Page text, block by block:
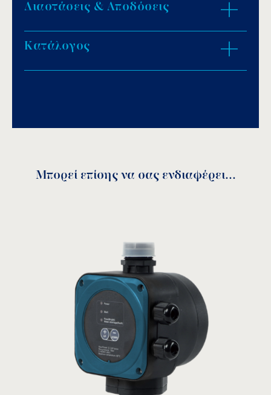
Αντικαθιστά το πιεστικό δοχείο.
υπάρχει πτώση πίεσης στο δίκτυo.
Διακόπτει τη λειτουργία της αντλίας όταν
δεν υπάρχει νερό στο δίκτυο.
COMPACT 2 διενεργεί ελέγχους κάθε 30
βαλβίδα αντεπιστροφής και καλώδιο, κουμπί
RESET, και 3 λυχνίες led για την ένδειξη
λειτουργίας του συστήματος (POWER-ON-
FAILURE).
Εύκολη εγκατάσταση με μηδενική
συντήρηση.
Ηλεκτρονικό κύκλωμα με προστατευτικό
κάλυμμα εύκολο στην αντικατάσταση.
Προστασία από υπερφόρτωση.
Διαστάσεις & Αποδόσεις
Ένταση
ρεύματος
Ισχύς
κινητήρα
16 A
1,5 kW (2
Κατάλογος
Μπορεί επίσης να σας ενδιαφέρει...